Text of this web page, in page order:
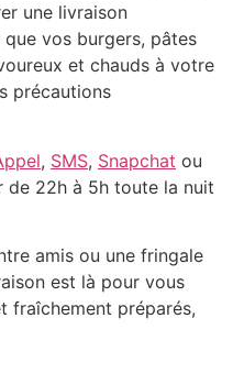
une livraison
vos burgers, pâtes
et chauds à votre
précautions
, SMS, Snapchat ou
22h à 5h toute la nuit
amis ou une fringale
est là pour vous
fraîchement préparés,